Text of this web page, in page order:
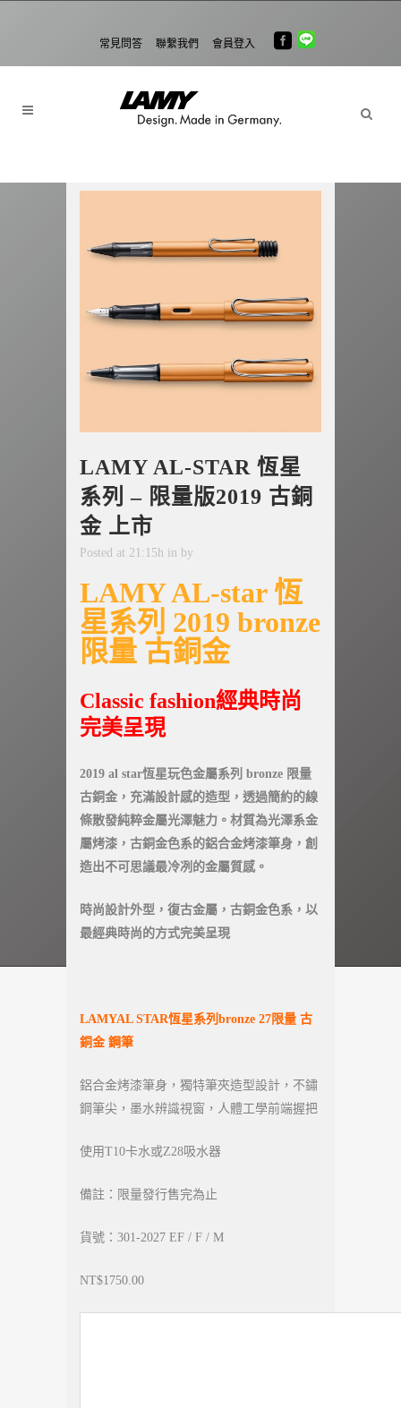
常見問答 聯繫我們 會員登入
LAMY AL-STAR 恆星
系列 – 限量版2019 古銅
金 上市
Posted at 21:15h in by
LAMY AL-star 恆
星系列 2019 bronze
限量 古銅金
Classic fashion經典時尚
完美呈現
2019 al star恆星玩色金屬系列 bronze 限量
古銅金，充滿設計感的造型，透過簡約的線
條散發純粹金屬光澤魅力。材質為光澤系金
屬烤漆，古銅金色系的鋁合金烤漆筆身，創
造出不可思議最冷冽的金屬質感。
時尚設計外型，復古金屬，古銅金色系，以
最經典時尚的方式完美呈現
LAMYAL STAR恆星系列bronze 27限量 古
銅金 鋼筆
鋁合金烤漆筆身，獨特筆夾造型設計，不鏽
鋼筆尖，墨水辨識視窗，人體工學前端握把
使用T10卡水或Z28吸水器
備註：限量發行售完為止
貨號：301-2027 EF / F / M
NT$1750.00